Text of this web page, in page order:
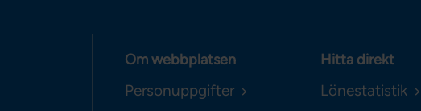
Om webbplatsen
Personuppgifter
Hitta direkt
Lönestatistik